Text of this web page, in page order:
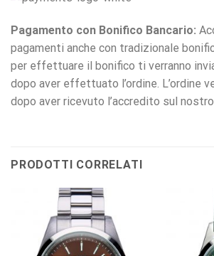
Pagamento con Bonifico Bancario:
pagamenti anche con tradizionale
per effettuare il bonifico ti verranno
dopo aver effettuato l’ordine. L’ordine
dopo aver ricevuto l’accredito sul
PRODOTTI CORRELATI